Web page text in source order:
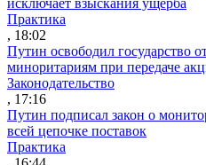
Практика
, 18:02
Путин освободил государство
миноритариям при передаче
Законодательство
, 17:16
Путин подписал закон о
всей цепочке поставок
Практика